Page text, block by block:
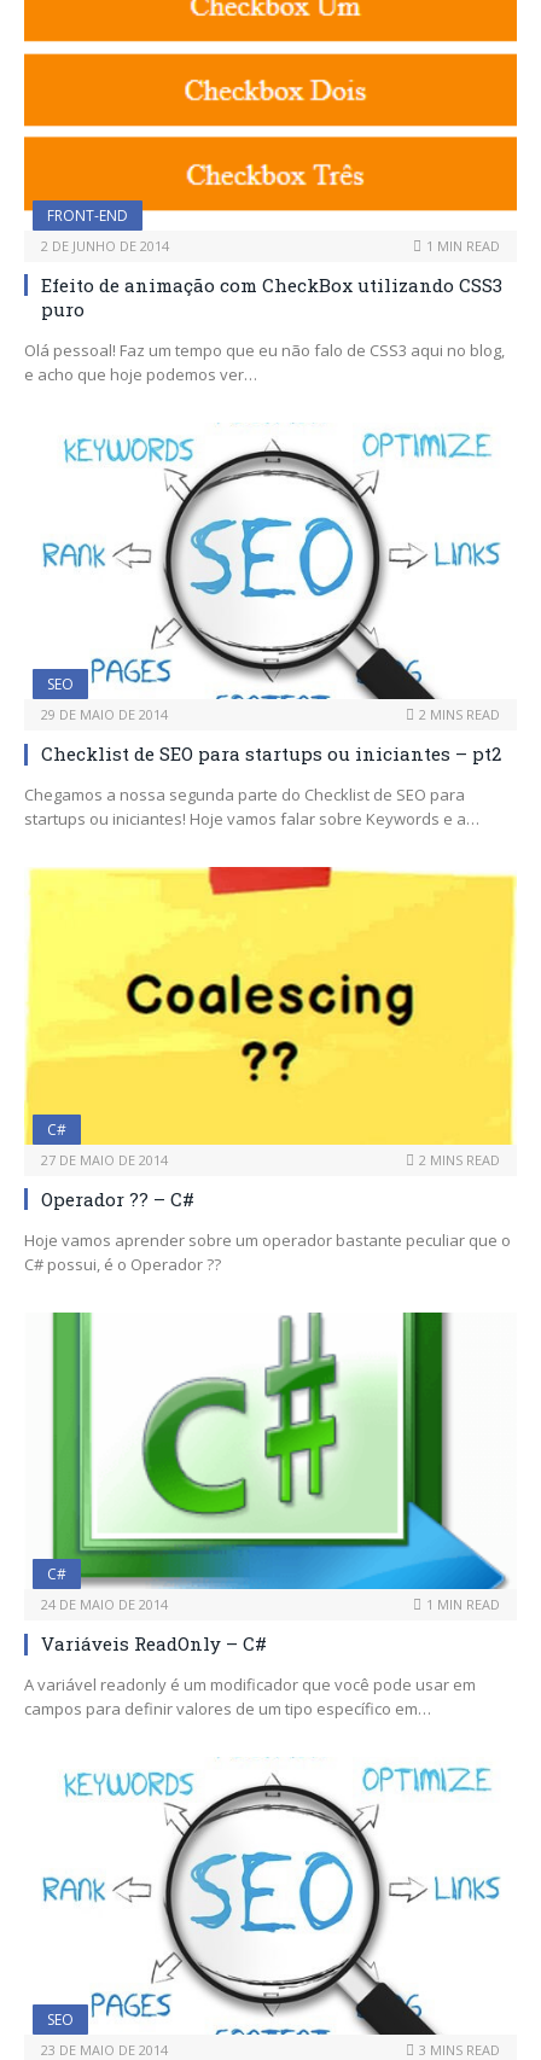
FRONT-END
2 DE JUNHO DE 2014 1 MIN READ
Efeito de animação com CheckBox utilizando CSS3
puro
Olá pessoal! Faz um tempo que eu não falo de CSS3 aqui no blog,
e acho que hoje podemos ver…
SEO
29 DE MAIO DE 2014 2 MINS READ
Checklist de SEO para startups ou iniciantes – pt2
Chegamos a nossa segunda parte do Checklist de SEO para
startups ou iniciantes! Hoje vamos falar sobre Keywords e a…
C#
27 DE MAIO DE 2014 2 MINS READ
Operador ?? – C#
Hoje vamos aprender sobre um operador bastante peculiar que o
C# possui, é o Operador ??
C#
24 DE MAIO DE 2014 1 MIN READ
Variáveis ReadOnly – C#
A variável readonly é um modificador que você pode usar em
campos para definir valores de um tipo específico em…
SEO
23 DE MAIO DE 2014 3 MINS READ